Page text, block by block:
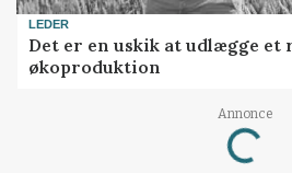
LEDER
Det er en uskik at udlægge et
økoproduktion
Annonce
Loading...